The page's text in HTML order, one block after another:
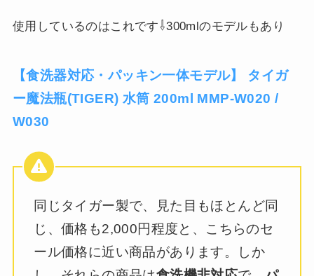
使用しているのはこれです⇩300mlのモデルもあり
【食洗器対応・パッキン一体モデル】 タイガ
ー魔法瓶(TIGER) 水筒 200ml MMP-W020 /
W030
同じタイガー製で、見た目もほとんど同
じ、価格も2,000円程度と、こちらのセ
ール価格に近い商品があります。しか